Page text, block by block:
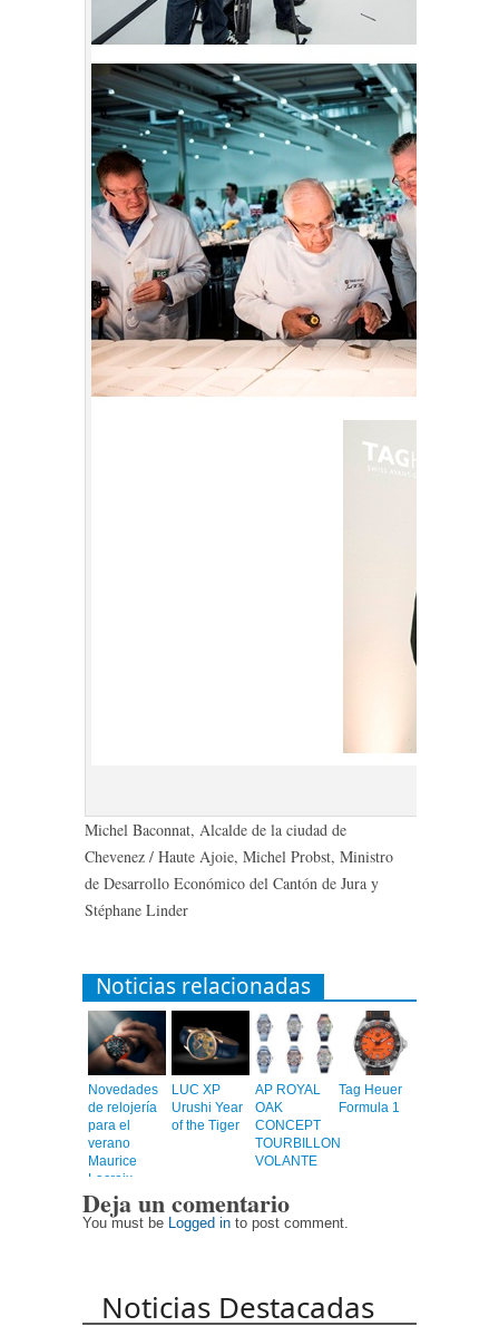
Michel Baconnat, Alcalde de la ciudad de
Chevenez / Haute Ajoie, Michel Probst, Ministro
de Desarrollo Económico del Cantón de Jura y
Stéphane Linder
Noticias relacionadas
Novedades
de relojería
para el
verano
Maurice
Lacroix
LUC XP
Urushi Year
of the Tiger
AP ROYAL
OAK
CONCEPT
TOURBILLON
VOLANTE
Tag Heuer
Formula 1
Deja un comentario
You must be Logged in to post comment.
Noticias Destacadas